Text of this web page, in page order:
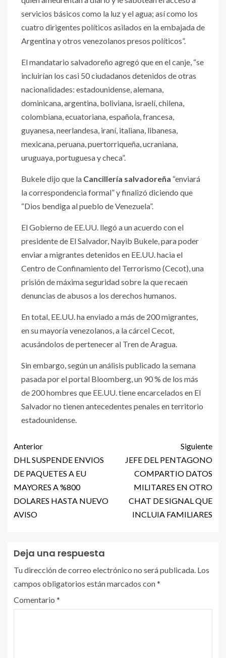
servicios básicos como la luz y el agua; así como los
cuatro dirigentes políticos asilados en la embajada de
Argentina y otros venezolanos presos políticos”.
El mandatario salvadoreño agregó que en el canje, “se
incluirían los casi 50 ciudadanos detenidos de otras
nacionalidades: estadounidense, alemana,
dominicana, argentina, boliviana, israelí, chilena,
colombiana, ecuatoriana, española, francesa,
guyanesa, neerlandesa, iraní, italiana, libanesa,
mexicana, peruana, puertorriqueña, ucraniana,
uruguaya, portuguesa y checa”.
Bukele dijo que la Cancillería salvadoreña “enviará
la correspondencia formal” y finalizó diciendo que
“Dios bendiga al pueblo de Venezuela”.
El Gobierno de EE.UU. llegó a un acuerdo con el
presidente de El Salvador, Nayib Bukele, para poder
enviar a migrantes detenidos en EE.UU. hacia el
Centro de Confinamiento del Terrorismo (Cecot), una
prisión de máxima seguridad sobre la que recaen
denuncias de abusos a los derechos humanos.
En total, EE.UU. ha enviado a más de 200 migrantes,
en su mayoría venezolanos, a la cárcel Cecot,
acusándolos de pertenecer al Tren de Aragua.
Sin embargo, según un análisis publicado la semana
pasada por el portal Bloomberg, un 90 % de los más
de 200 hombres que EE.UU. tiene encarcelados en El
Salvador no tienen antecedentes penales en territorio
estadounidense.
Anterior
DHL SUSPENDE ENVIOS
DE PAQUETES A EU
MAYORES A %800
DOLARES HASTA NUEVO
AVISO
Siguiente
JEFE DEL PENTAGONO
COMPARTIO DATOS
MILITARES EN OTRO
CHAT DE SIGNAL QUE
INCLUIA FAMILIARES
Deja una respuesta
Tu dirección de correo electrónico no será publicada. Los
campos obligatorios están marcados con*
Comentario *